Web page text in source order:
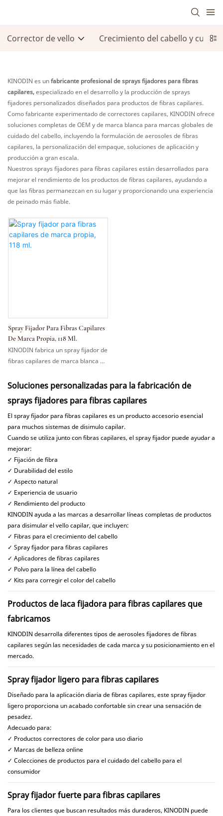
Corrector de vello Crecimiento del cabello y
KINODIN es unfabricante profesional de sprays fijadores para fibras
capilares,especializado en el desarrollo y la producción de sprays
fijadores personalizados diseñados para productos de fibras capilares.
Como fabricante experimentado de correctores capilares, KINODIN ofrece
soluciones completas de OEM y de marca blanca para marcas globales de
cuidado del cabello, incluyendo la formulación de aerosoles de fibras
capilares, la personalización del empaque, soluciones de aplicación y
producción a gran escala.
Nuestros sprays fijadores para fibras capilares están desarrollados para
mejorar el rendimiento de los productos de fibras capilares, ayudando a
que las fibras permanezcan en su lugar y proporcionando una experiencia
de peinado más fiable.
Spray Fijador Para Fibras Capilares
De Marca Propia, 118 Ml.
KINODIN fabrica un spray fijador de
fibras capilares de marca blanca de
fibras capilares tras su aplicación.
nivel de fijación, el rendimiento del
spray, la fragancia, el envase, la
etiqueta y el embalaje exterior. Este
producto se puede suministrar
individualmente o integrarse en un
sistema completo de corrector
capilar con fibras de queratina,
fibras de algodón, aplicadores,
peines optimizadores y recambios.
Soluciones personalizadas para la fabricación de
sprays fijadores para fibras capilares
El spray fijador para fibras capilares es un producto accesorio esencial
para muchos sistemas de disimulo capilar.
Cuando se utiliza junto con fibras capilares, el spray fijador puede ayudar a
mejorar:
✓ Fijación de fibra
✓ Durabilidad del estilo
✓ Aspecto natural
✓ Experiencia de usuario
✓ Rendimiento del producto
KINODIN ayuda a las marcas a desarrollar líneas completas de productos
para disimular el vello capilar, que incluyen:
✓ Fibras para el crecimiento del cabello
✓ Spray fijador para fibras capilares
✓ Aplicadores de fibras capilares
✓ Polvo para la línea del cabello
✓ Kits para corregir el color del cabello
Productos de laca fijadora para fibras capilares que
fabricamos
KINODIN desarrolla diferentes tipos de aerosoles fijadores de fibras
capilares según las necesidades de cada marca y su posicionamiento en el
mercado.
Spray fijador ligero para fibras capilares
Diseñado para la aplicación diaria de fibras capilares, este spray fijador
ligero proporciona un acabado confortable sin crear una sensación de
pesadez.
Adecuado para:
✓ Productos correctores de color para uso diario
✓ Marcas de belleza online
✓ Colecciones de productos para el cuidado del cabello para el
consumidor
Spray fijador fuerte para fibras capilares
Para los clientes que buscan resultados más duraderos, KINODIN puede